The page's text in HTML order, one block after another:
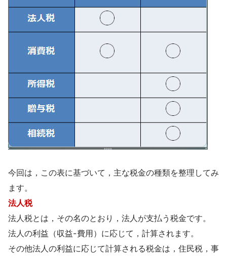
今回は，この表に基づいて，主な税金の種類を整理してみ
ます。
法人税
法人税とは，その名のとおり，法人が支払う税金です。
法人の利益（収益-費用）に応じて，計算されます。
その他法人の利益に応じて計算される税金は，住民税，事